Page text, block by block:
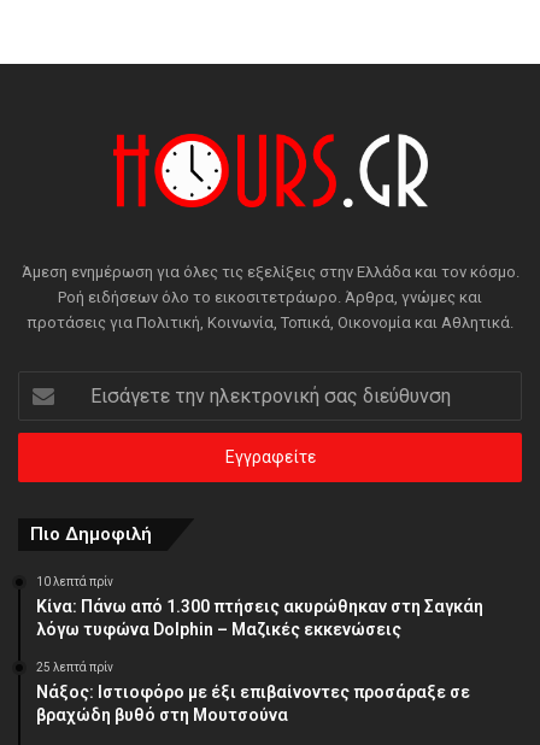
Άμεση ενημέρωση για όλες τις εξελίξεις στην Ελλάδα και τον κόσμο.
Ροή ειδήσεων όλο το εικοσιτετράωρο. Άρθρα, γνώμες και
προτάσεις για Πολιτική, Κοινωνία, Τοπικά, Οικονομία και Αθλητικά.
Εισάγετε
την
ηλεκτρονική
διεύθυνση
Πιο Δημοφιλή
10 λεπτά πρίν
Κίνα: Πάνω από 1.300 πτήσεις ακυρώθηκαν στη Σαγκάη
λόγω τυφώνα Dolphin – Μαζικές εκκενώσεις
25 λεπτά πρίν
Νάξος: Ιστιοφόρο με έξι επιβαίνοντες προσάραξε σε
βραχώδη βυθό στη Μουτσούνα